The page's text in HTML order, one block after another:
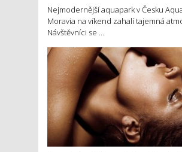
Nejmodernější aquapark v Česku
Moravia na víkend zahalí tajemná
Návštěvníci se ...